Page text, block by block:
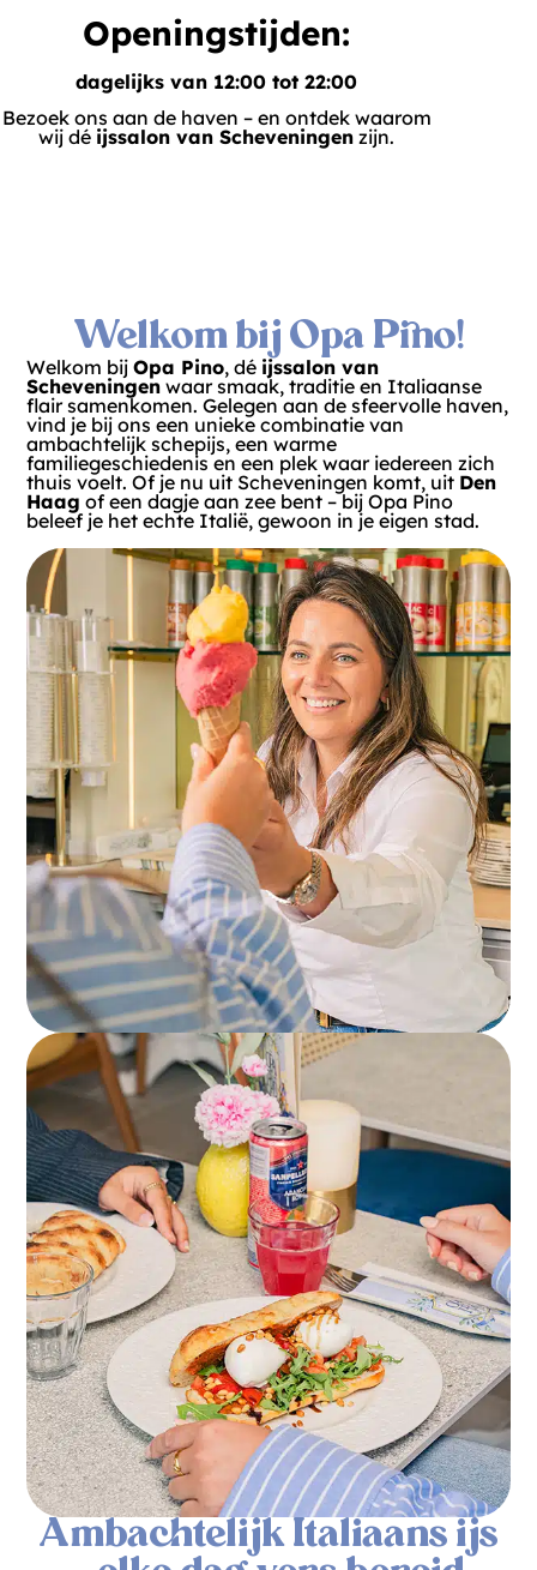
Openingstijden:
dagelijks van 12:00 tot 22:00
Bezoek ons aan de haven – en ontdek waarom
wij dé ijssalon van Scheveningen zijn.
Welkom bij Opa Pino!
Welkom bij Opa Pino, dé ijssalon van
Scheveningenwaar smaak, traditie en Italiaanse
flair samenkomen. Gelegen aan de sfeervolle haven,
vind je bij ons een unieke combinatie van
ambachtelijk schepijs, een warme
familiegeschiedenis en een plek waar iedereen zich
thuis voelt. Of je nu uit Scheveningen komt, uit Den
Haag of een dagje aan zee bent – bij Opa Pino
beleef je het echte Italië, gewoon in je eigen stad.
Ambachtelijk Italiaans ijs